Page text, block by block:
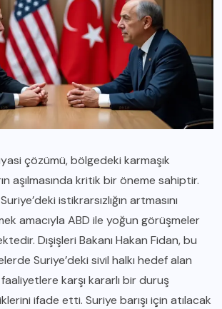
çözümü, bölgedeki karmaşık
aşılmasında kritik bir öneme sahiptir.
istikrarsızlığın artmasını
amacıyla ABD ile yoğun görüşmeler
Dışişleri Bakanı Hakan Fidan, bu
Suriye’deki sivil halkı hedef alan
karşı kararlı bir duruş
ifade etti. Suriye barışı için atılacak